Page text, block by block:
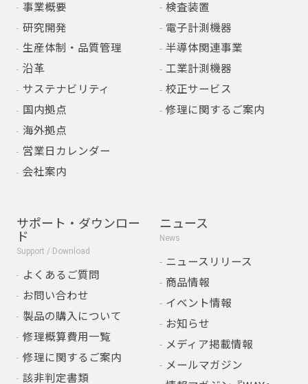
事業概要
研究開発
生産体制・品質管理
沿革
サステナビリティ
国内拠点
海外拠点
営業日カレンダー
会社案内
検査装置
電子計測機器
半導体関連事業
工業計測機器
校正サービス
修理に関するご案内
サポート・ダウンロー
ド
Support / Download
よくあるご質問
お問い合わせ
製品の購入について
修理概算費用一覧
修理に関するご案内
該非判定書類
ニュース
News
ニュースリリース
商品情報
イベント情報
お知らせ
メディア掲載情報
メールマガジン